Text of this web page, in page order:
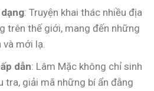
: Truyện khai thác nhiều địa
trên thế giới, mang đến những
mới lạ.
dẫn: Lâm Mặc không chỉ sinh
tra, giải mã những bí ẩn đằng